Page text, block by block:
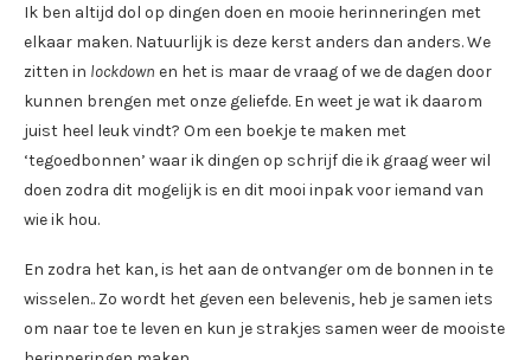
Ik ben altijd dol op dingen doen en mooie herinneringen met
elkaar maken. Natuurlijk is deze kerst anders dan anders. We
zitten in lockdown en het is maar de vraag of we de dagen door
kunnen brengen met onze geliefde. En weet je wat ik daarom
juist heel leuk vindt? Om een boekje te maken met
‘tegoedbonnen’ waar ik dingen op schrijf die ik graag weer wil
doen zodra dit mogelijk is en dit mooi inpak voor iemand van
wie ik hou.
En zodra het kan, is het aan de ontvanger om de bonnen in te
wisselen.. Zo wordt het geven een belevenis, heb je samen iets
om naar toe te leven en kun je strakjes samen weer de mooiste